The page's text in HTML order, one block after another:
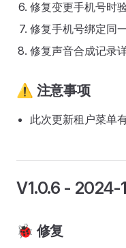
修复变更手机号时
修复手机号绑定同
修复声音合成记录
⚠️ 注意事项
此次更新租户菜单
V1.0.6 - 2024-
🐞 修复